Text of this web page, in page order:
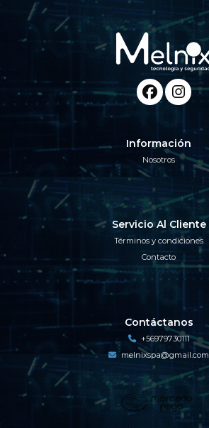
Información
Nosotros
Servicio Al Cliente
Términos y condiciones
Contacto
Contáctanos
+56979730111
melnixspa@gmail.com